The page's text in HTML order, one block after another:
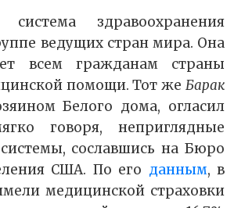
система здравоохранения
ведущих стран мира. Она
всем гражданам страны
помощи. Тот же Барак
Белого дома, огласил
говоря, неприглядные
сославшись на Бюро
США. По его данным, в
медицинской страховки